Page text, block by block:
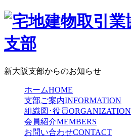
新大阪支部からのお知らせ
ホームHOME
支部ご案内INFORMATION
組織図･役員ORGANIZATION
会員紹介MEMBERS
お問い合わせCONTACT